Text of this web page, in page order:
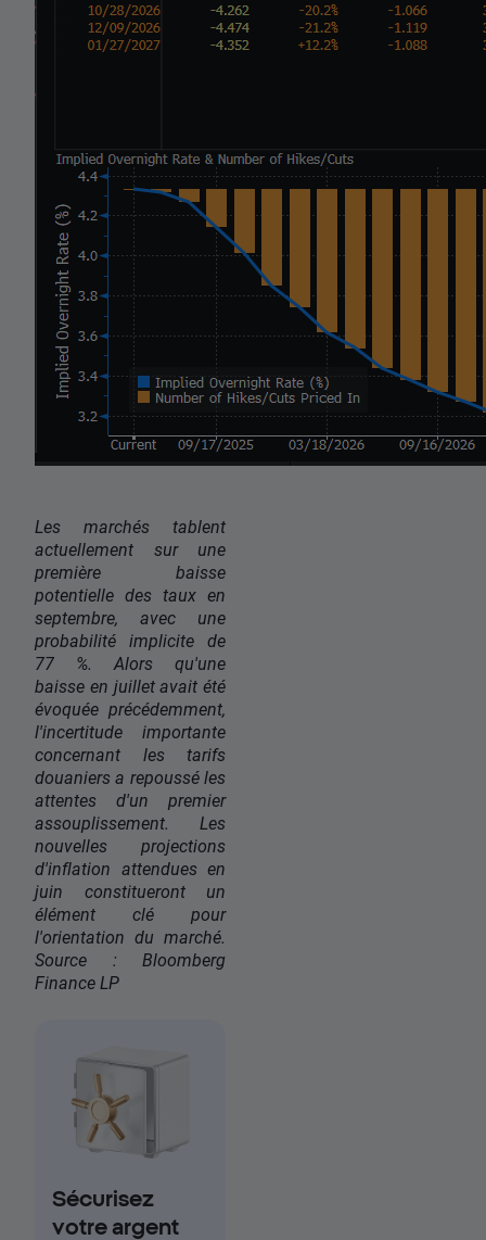
Les marchés tablent
actuellement sur une
première baisse
potentielle des taux en
septembre, avec une
probabilité implicite de
77 %. Alors qu'une
baisse en juillet avait été
évoquée précédemment,
l'incertitude importante
concernant les tarifs
douaniers a repoussé les
attentes d'un premier
assouplissement. Les
nouvelles projections
d'inflation attendues en
juin constitueront un
élément clé pour
l'orientation du marché.
Source : Bloomberg
Finance LP
Sécurisez
votre argent